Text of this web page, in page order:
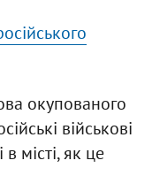
окупованого
військові
місті, як це